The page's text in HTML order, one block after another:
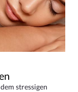
stressigen